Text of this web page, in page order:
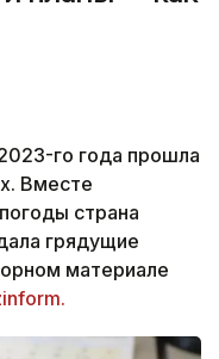
го года прошла
Вместе
страна
грядущие
материале